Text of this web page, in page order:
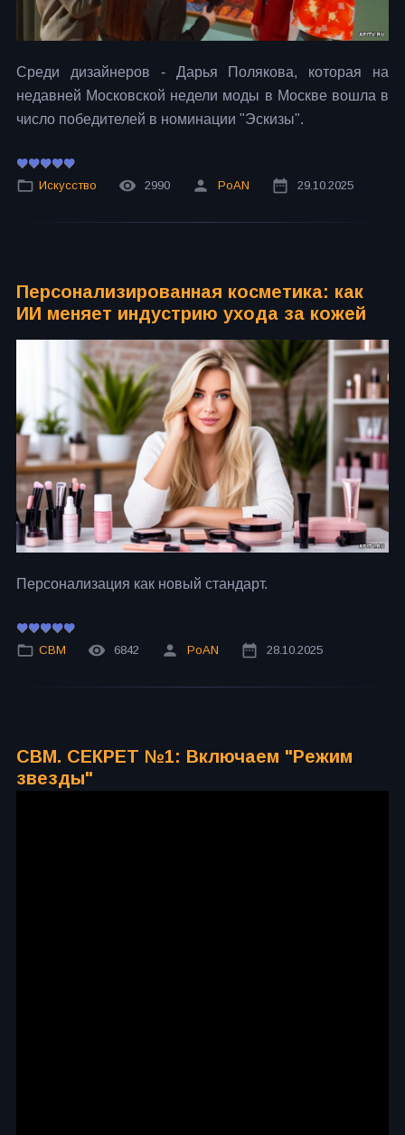
Среди дизайнеров - Дарья Полякова, которая на
недавней Московской недели моды в Москве вошла в
число победителей в номинации "Эскизы".
Искусство 2990 PoAN 29.10.2025
Персонализированная косметика: как
ИИ меняет индустрию ухода за кожей
Персонализация как новый стандарт.
СВМ 6842 PoAN 28.10.2025
СВМ. СЕКРЕТ №1: Включаем "Режим
звезды"